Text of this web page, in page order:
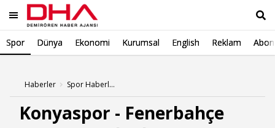
Spor Dünya Ekonomi Kurumsal English Reklam
Haberler Spor Haberleri
Konyaspor - Fenerbahçe